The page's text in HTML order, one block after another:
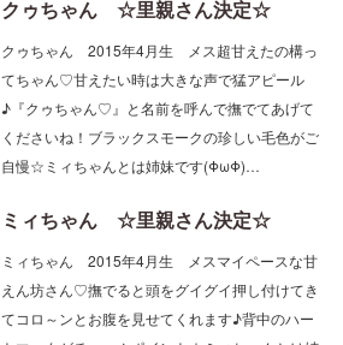
クゥちゃん ☆里親さん決定☆
クゥちゃん 2015年4月生 メス超甘えたの構っ
てちゃん♡甘えたい時は大きな声で猛アピール
♪『クゥちゃん♡』と名前を呼んで撫でてあげて
くださいね！ブラックスモークの珍しい毛色がご
自慢☆ミィちゃんとは姉妹です(ΦωΦ)…
ミィちゃん ☆里親さん決定☆
ミィちゃん 2015年4月生 メスマイペースな甘
えん坊さん♡撫でると頭をグイグイ押し付けてき
てコロ～ンとお腹を見せてくれます♪背中のハー